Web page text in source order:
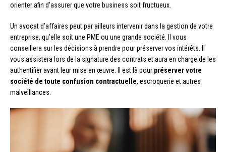
orienter afin d’assurer que votre business soit fructueux.
Un avocat d’affaires peut par ailleurs intervenir dans la gestion de votre
entreprise, qu’elle soit une PME ou une grande société. Il vous
conseillera sur les décisions à prendre pour préserver vos intérêts. Il
vous assistera lors de la signature des contrats et aura en charge de les
authentifier avant leur mise en œuvre. Il est là pour préserver votre
société de toute confusion contractuelle, escroquerie et autres
malveillances.